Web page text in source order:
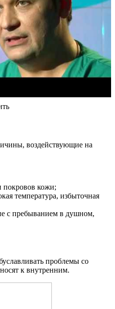
воздействующие на
покровов кожи;
температура, избыточная
с пребыванием в душном,
проблемы со
к внутренним.